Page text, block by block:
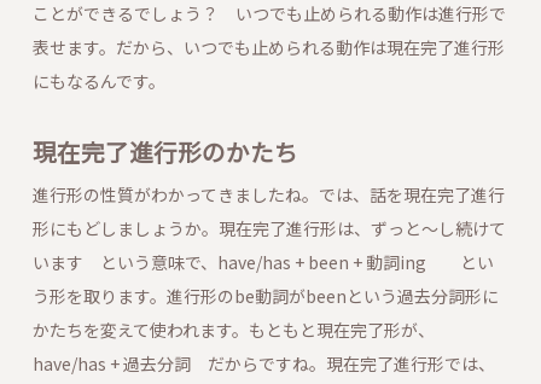
ことができるでしょう？ いつでも止められる動作は進行形で
表せます。だから、いつでも止められる動作は現在完了進行形
にもなるんです。
現在完了進行形のかたち
進行形の性質がわかってきましたね。では、話を現在完了進行
形にもどしましょうか。現在完了進行形は、ずっと～し続けて
います という意味で、have/has + been + 動詞ing とい
う形を取ります。進行形のbe動詞がbeenという過去分詞形に
かたちを変えて使われます。もともと現在完了形が、
have/has + 過去分詞 だからですね。現在完了進行形では、